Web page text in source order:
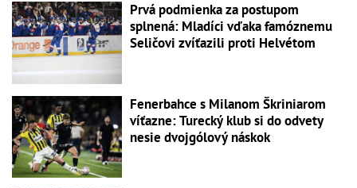
Prvá podmienka za postupom
splnená: Mladíci vďaka famóznemu
Seličovi zvíťazili proti Helvétom
Fenerbahce s Milanom Škriniarom
víťazne: Turecký klub si do odvety
nesie dvojgólový náskok